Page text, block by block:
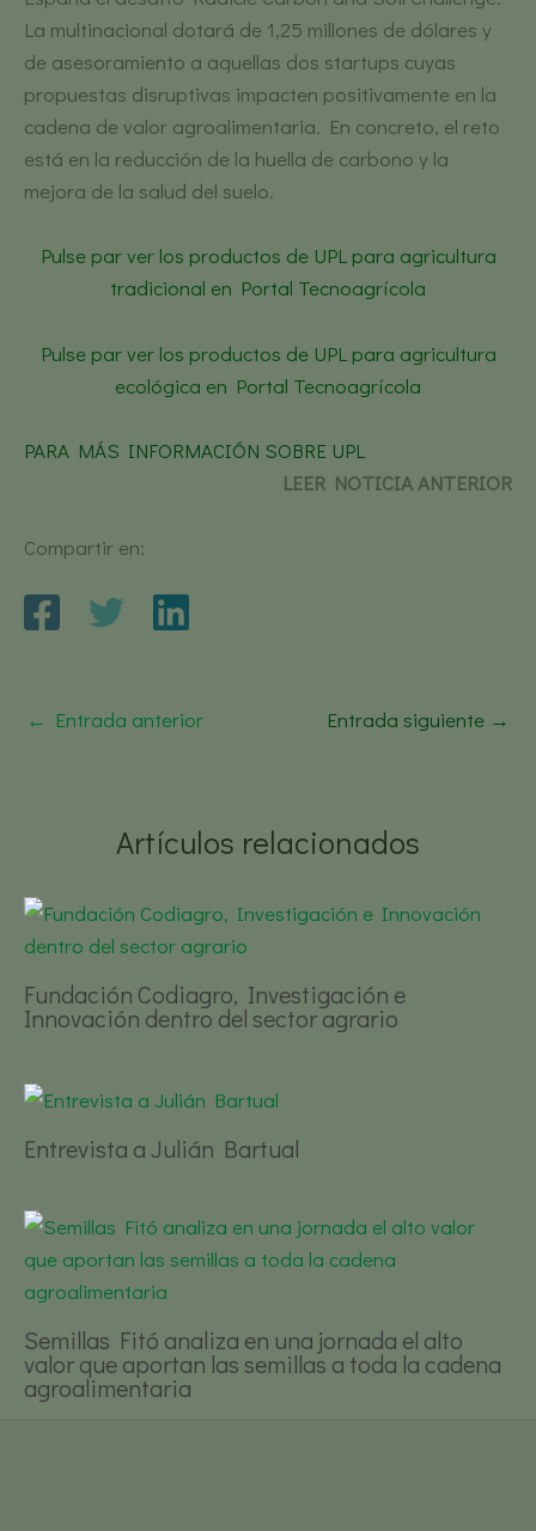
La multinacional dotará de 1,25 millones de dólares y
de asesoramiento a aquellas dos startups cuyas
propuestas disruptivas impacten positivamente en la
cadena de valor agroalimentaria. En concreto, el reto
está en la reducción de la huella de carbono y la
mejora de la salud del suelo.
Pulse par ver los productos de UPL para agricultura
tradicional en Portal Tecnoagrícola
Pulse par ver los productos de UPL para agricultura
ecológica en Portal Tecnoagrícola
PARA MÁS INFORMACIÓN SOBRE UPL
LEER NOTICIA ANTERIOR
Compartir en:
← Entrada anterior Entrada siguiente →
Artículos relacionados
Fundación Codiagro, Investigación e
Innovación dentro del sector agrario
Entrevista a Julián Bartual
Semillas Fitó analiza en una jornada el alto
valor que aportan las semillas a toda la cadena
agroalimentaria